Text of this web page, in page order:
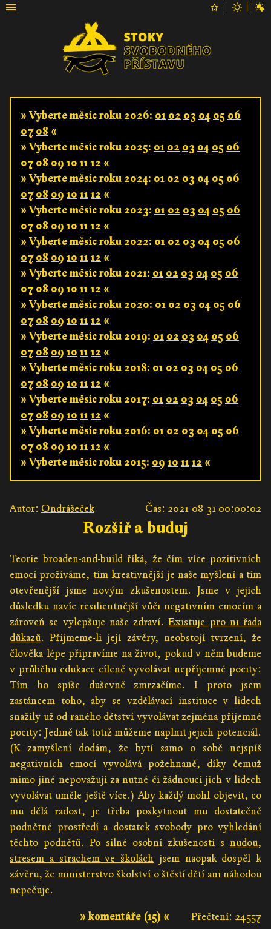
» Vyberte měsíc roku 2026: 01 02 03 04 05 06
07 08 «
» Vyberte měsíc roku 2025: 01 02 03 04 05 06
07 08 09 10 1112 «
» Vyberte měsíc roku 2024: 01 02 03 04 05 06
07 08 09 10 1112 «
» Vyberte měsíc roku 2023: 01 02 03 04 05 06
07 08 09 10 1112 «
» Vyberte měsíc roku 2022: 01 02 03 04 05 06
07 08 09 10 1112 «
» Vyberte měsíc roku 2021: 01 02 03 04 05 06
07 08 09 10 1112 «
» Vyberte měsíc roku 2020: 01 02 03 04 05 06
07 08 09 10 1112 «
» Vyberte měsíc roku 2019: 01 02 03 04 05 06
07 08 09 10 1112 «
» Vyberte měsíc roku 2018: 01 02 03 04 05 06
07 08 09 10 1112 «
» Vyberte měsíc roku 2017: 01 02 03 04 05 06
07 08 09 10 1112 «
» Vyberte měsíc roku 2016: 01 02 03 04 05 06
07 08 09 10 1112 «
» Vyberte měsíc roku 2015: 09 10 1112 «
Autor: Ondrášeček Čas: 2021-08-31 00:00:02
Rozšiř a buduj
Teorie broaden-and-build říká, že čím více pozitivních
emocí prožíváme, tím kreativnější je naše myšlení a tím
otevřenější jsme novým zkušenostem. Jsme v jejich
důsledku navíc resilientnější vůči negativním emocím a
zároveň se vylepšuje naše zdraví.Existuje pro ni řada
důkazů. Přijmeme-li její závěry, neobstojí tvrzení, že
člověka lépe připravíme na život, pokud v něm budeme
v průběhu edukace cíleně vyvolávat nepříjemné pocity:
Tím ho spíše duševně zmrzačíme. I proto jsem
zastáncem toho, aby se vzdělávací instituce v lidech
snažily už od raného dětství vyvolávat zejména příjemné
pocity: Jedině tak totiž můžeme naplnit jejich potenciál.
(K zamyšlení dodám, že bytí samo o sobě nejspíš
negativních emocí vyvolává požehnaně, díky čemuž
mimo jiné nepovažuji za nutné či žádnoucí jich v lidech
vyvolávat uměle ještě více.) Aby každý mohl objevit, co
mu dělá radost, je třeba poskytnout mu dostatečně
podnětné prostředí a dostatek svobody pro vyhledání
těchto podnětů. Po silné osobní zkušenosti s nudou,
stresem a strachem ve školách jsem naopak dospěl k
závěru, že ministerstvo školství o štěstí dětí ani náhodou
nepečuje.
Přečtení: 24557
» komentáře (15) «